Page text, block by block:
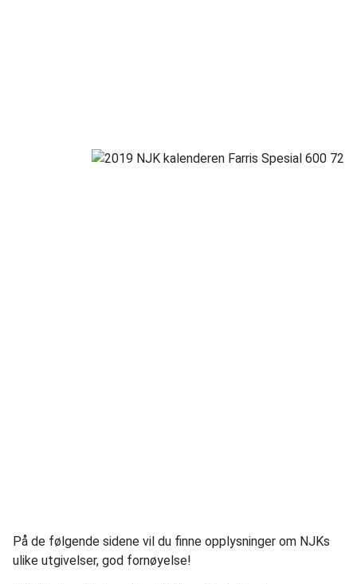
På de følgende sidene vil du finne opplysninger om NJKs
ulike utgivelser, god fornøyelse!